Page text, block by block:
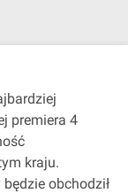
premiera 4
kraju.
obchodził